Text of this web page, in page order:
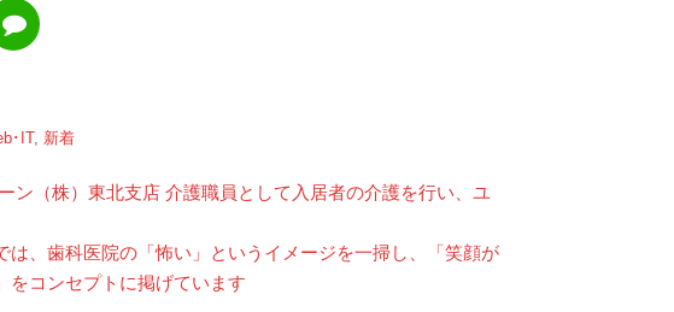
･IT, 新着
ン（株）東北支店 介護職員として入居者の介護を行い、ユ
は、歯科医院の「怖い」というイメージを一掃し、「笑顔が
をコンセプトに掲げています